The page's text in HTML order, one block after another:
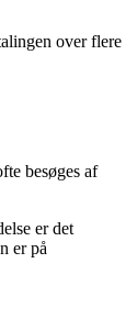
over flere
besøges af
er det
er på